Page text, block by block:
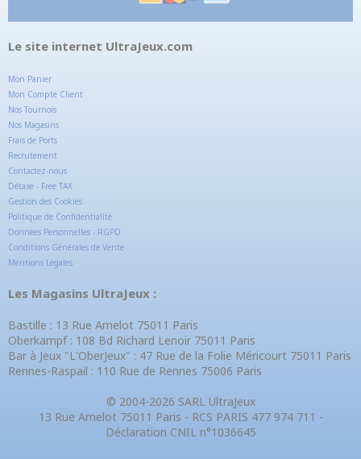
Le site internet UltraJeux.com
Mon Panier
Mon Compte Client
Nos Tournois
Nos Magasins
Frais de Ports
Recrutement
Contactez-nous
Détaxe - Free TAX
Gestion des Cookies
Politique de Confidentialité
Données Personnelles - RGPD
Conditions Générales de Vente
Mentions Légales
Les Magasins UltraJeux :
Bastille : 13 Rue Amelot 75011 Paris
Oberkampf : 108 Bd Richard Lenoir 75011 Paris
Bar à Jeux "L'OberJeux" : 47 Rue de la Folie Méricourt 75011 Paris
Rennes-Raspail : 110 Rue de Rennes 75006 Paris
© 2004-2026 SARL UltraJeux
13 Rue Amelot 75011 Paris - RCS PARIS 477 974 711 -
Déclaration CNIL n°1036645